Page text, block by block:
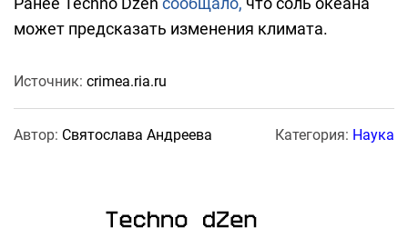
может предсказать изменения климата.
Источник: crimea.ria.ru
Автор: Святослава Андреева Категория: Наука